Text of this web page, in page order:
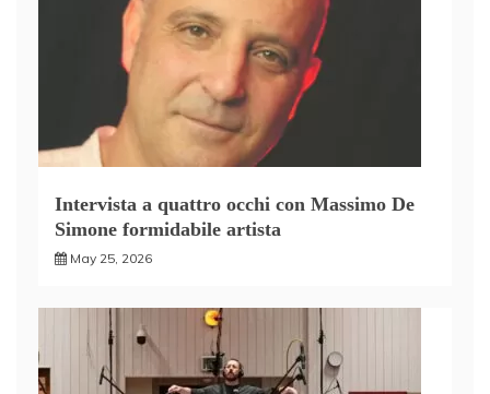
Intervista a quattro occhi con Massimo De
Simone formidabile artista
May 25, 2026